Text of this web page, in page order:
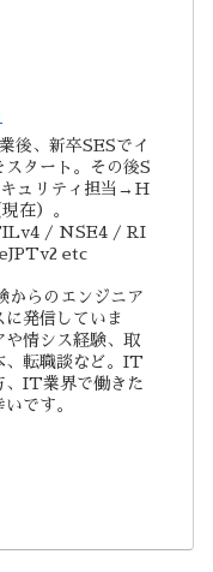
後、新卒SESでイ
スタート。その後S
ュリティ担当→H
在）。
/ NSE4 / RI
etc
からのエンジニア
発信していま
や情シス経験、取
、転職談など。IT
、IT業界で働きた
です。